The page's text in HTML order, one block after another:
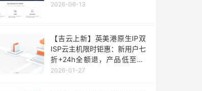
2026-06-13
【吉云上新】英美港原生IP双
ISP云主机限时钜惠：新用户七
折+24h全额退，产品低至36
元每月，TikTok业务秒部署！
2026-01-27